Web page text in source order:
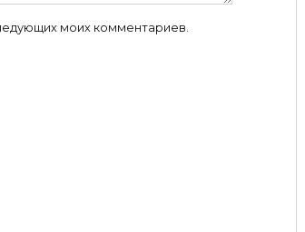
моих комментариев.